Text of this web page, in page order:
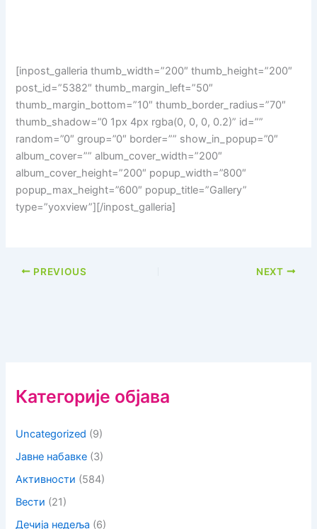
[inpost_galleria thumb_width=”200″ thumb_height=”200″
post_id=”5382″ thumb_margin_left=”50″
thumb_margin_bottom=”10″ thumb_border_radius=”70″
thumb_shadow=”0 1px 4px rgba(0, 0, 0, 0.2)” id=””
random=”0″ group=”0″ border=”” show_in_popup=”0″
album_cover=”” album_cover_width=”200″
album_cover_height=”200″ popup_width=”800″
popup_max_height=”600″ popup_title=”Gallery”
type=”yoxview”][/inpost_galleria]
PREVIOUS NEXT
Категорије објава
Uncategorized (9)
Јавне набавке (3)
Активности (584)
Вести (21)
Дечија недеља (6)